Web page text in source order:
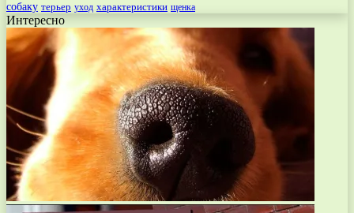
собаку терьер уход характеристики щенка
Интересно